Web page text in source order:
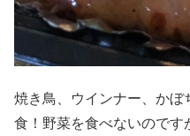
焼き鳥、ウインナー、か
食！野菜を食べないので